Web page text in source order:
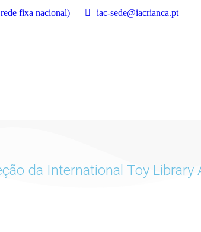
fixa nacional)
iac-sede@iacrianca.pt
da International Toy